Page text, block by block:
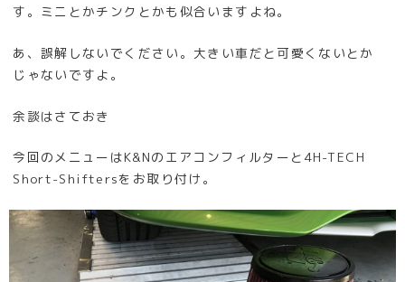
す。ミニとかチンクとかも似合いますよね。
あ、誤解しないでください。大きい車だと可愛くないとか
じゃないですよ。
余談はさておき
今回のメニューはK&Nのエアコンフィルターと4H-TECH
Short-Shiftersをお取り付け。